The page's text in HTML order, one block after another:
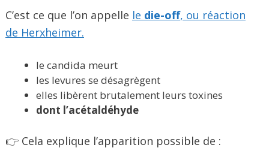
C’est ce que l’on appelle le die-off, ou réaction
de Herxheimer.
le candida meurt
les levures se désagrègent
elles libèrent brutalement leurs toxines
dont l’acétaldéhyde
👉 Cela explique l’apparition possible de :